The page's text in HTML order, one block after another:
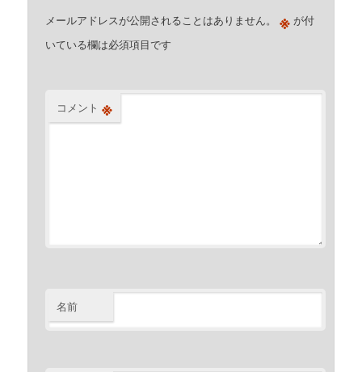
メールアドレスが公開されることはありません。 ※ が付
いている欄は必須項目です
コメント ※
名前